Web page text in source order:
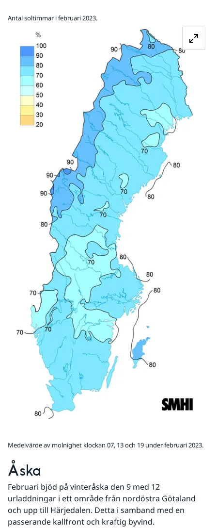
Antal soltimmar i februari 2023.
Medelvärde av molnighet klockan 07, 13 och 19 under februari 2023.
Åska
Februari bjöd på vinteråska den 9 med 12
urladdningar i ett område från nordöstra Götaland
och upp till Härjedalen. Detta i samband med en
passerande kallfront och kraftig byvind.